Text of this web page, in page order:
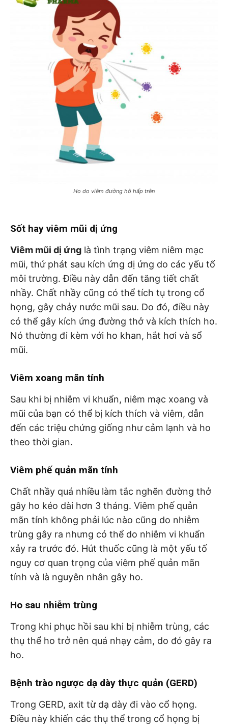
Ho do viêm đường hô hấp trên
Sốt hay viêm mũi dị ứng
Viêm mũi dị ứng là tình trạng viêm niêm mạc
mũi, thứ phát sau kích ứng dị ứng do các yếu tố
môi trường. Điều này dẫn đến tăng tiết chất
nhầy. Chất nhầy cũng có thể tích tụ trong cổ
họng, gây chảy nước mũi sau. Do đó, điều này
có thể gây kích ứng đường thở và kích thích ho.
Nó thường đi kèm với ho khan, hắt hơi và sổ
mũi.
Viêm xoang mãn tính
Sau khi bị nhiễm vi khuẩn, niêm mạc xoang và
mũi của bạn có thể bị kích thích và viêm, dẫn
đến các triệu chứng giống như cảm lạnh và ho
theo thời gian.
Viêm phế quản mãn tính
Chất nhầy quá nhiều làm tắc nghẽn đường thở
gây ho kéo dài hơn 3 tháng. Viêm phế quản
mãn tính không phải lúc nào cũng do nhiễm
trùng gây ra nhưng có thể do nhiễm vi khuẩn
xảy ra trước đó. Hút thuốc cũng là một yếu tố
nguy cơ quan trọng của viêm phế quản mãn
tính và là nguyên nhân gây ho.
Ho sau nhiễm trùng
Trong khi phục hồi sau khi bị nhiễm trùng, các
thụ thể ho trở nên quá nhạy cảm, do đó gây ra
ho.
Bệnh trào ngược dạ dày thực quản (GERD)
Trong GERD, axit từ dạ dày đi vào cổ họng.
Điều này khiến các thụ thể trong cổ họng bị